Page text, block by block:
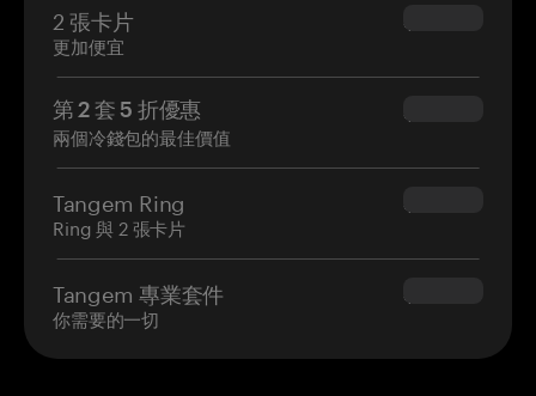
2 張卡片
更加便宜
$54.90
第 2 套 5 折優惠
兩個冷錢包的最佳價值
$34.95
Tangem Ring
Ring 與 2 張卡片
$160.00
Tangem 專業套件
你需要的一切
$180.00